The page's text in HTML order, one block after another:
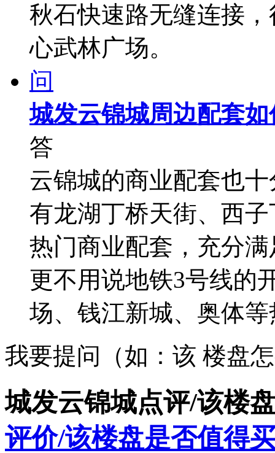
秋石快速路无缝连接
心武林广场。
问
城发云锦城周边配套如
答
云锦城的商业配套也
有龙湖丁桥天街、西
热门商业配套，充分
更不用说地铁3号线的
场、钱江新城、奥体
我要提问（如：该 楼盘
城发云锦城点评/该楼
评价/该楼盘是否值得